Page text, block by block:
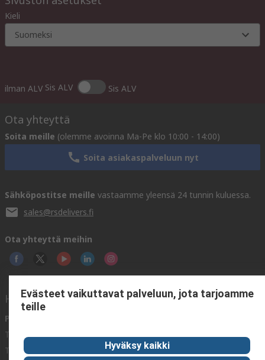
Kieli
Suomeksi
ilman ALV Sis ALV Sis ALV
Ota yhteyttä
Soita meille (olemme avoinna Ma-Pe klo 10:00 - 14:00)
Soita asiakaspalveluun nyt
Sähköpostitse meille vastaamme yleensä 24 tunnin kuluessa.
sales@rsdelivers.fi
Ota yhteyttä meihin
Hyödyllisiä linkkejä
Palvelut
Toimitusvaihtoehdot
Tilaushistoria
Me olemme RS
RS maailmanlaajuisesti
Evästeet vaikuttavat palveluun, jota tarjoamme
teille
Hyväksy kaikki